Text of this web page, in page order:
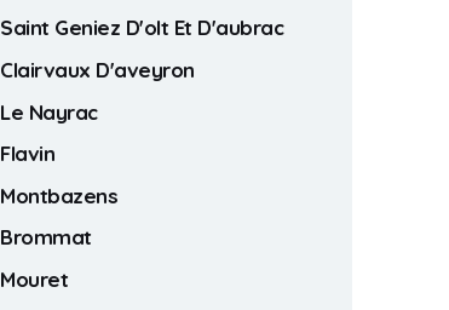
Saint Geniez D'olt Et D'aubrac
Clairvaux D'aveyron
Le Nayrac
Flavin
Montbazens
Brommat
Mouret